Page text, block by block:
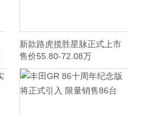
新款路虎揽胜星脉正式上市
售价55.80-72.08万